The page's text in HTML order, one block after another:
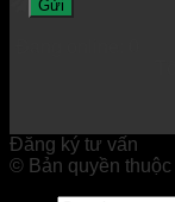
Đăng ký tư vấn
© Bản quyền